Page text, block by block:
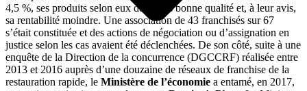
4,5 %, ses produits selon eux de moins bonne qualité et, à leur avis,
sa rentabilité moindre. Une association de 43 franchisés sur 67
s’était constituée et des actions de négociation ou d’assignation en
justice selon les cas avaient été déclenchées. De son côté, suite à une
enquête de la Direction de la concurrence (DGCCRF) réalisée entre
2013 et 2016 auprès d’une douzaine de réseaux de franchise de la
restauration rapide, le Ministère de l’économie a entamé, en 2017,